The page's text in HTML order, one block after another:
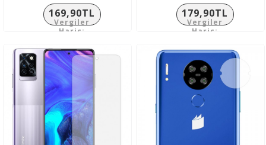
169,90TL
Vergiler
Hariç:
179,90TL
Vergiler
Hariç: